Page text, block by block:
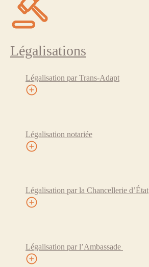
Légalisations
Légalisation par Trans-Adapt
Légalisation notariée
Légalisation par la Chancellerie d’État
Légalisation par l’Ambassade